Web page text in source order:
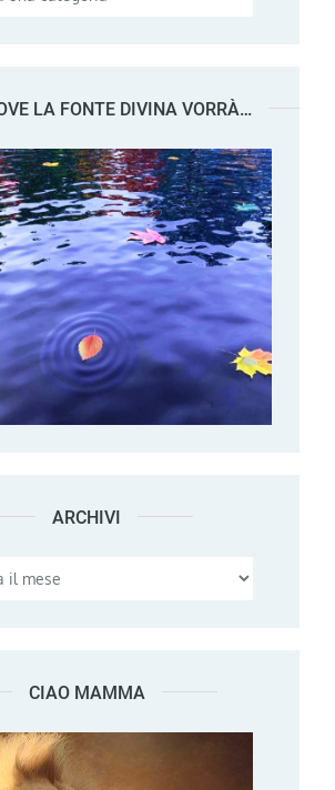
LA FONTE DIVINA VORRÀ…
ARCHIVI Archivi
CIAO MAMMA